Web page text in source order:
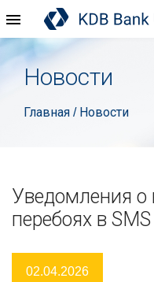
Новости
Главная / Новости
Уведомления
перебоях в
02.04.2026